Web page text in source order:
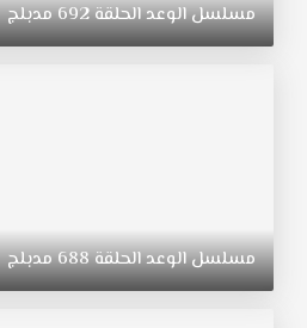
مدبلج
الحلقة
تبقى
"ريهان"
مسلسلالوعدالحلقة692مدبلج
مسلسلالوعدالحلقة688مدبلج